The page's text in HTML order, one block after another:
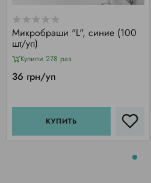
Микробраши "L", синие (100
шт/уп)
Купили 278 раз
36 грн/уп
КУПИТЬ